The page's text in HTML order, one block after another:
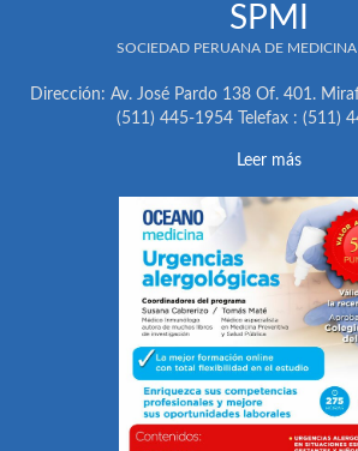
SPMI
SOCIEDAD PERUANA DE
Dirección: Av. José Pardo 138 Of. 401.
(511) 445-1954 Telefax : (511)
Leer más